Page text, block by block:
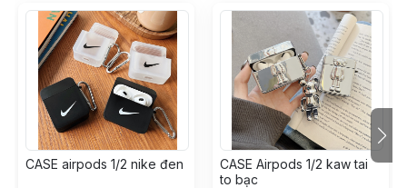
Nam - 258 Trưng Nữ Vương, Quận Hải Châu, TP. Đà
Nẵng
Đặt hàng:
Qua : Hotline: 0935730908
Đặt hàng online trên website Casetosy Việt Nam
Qua email: casetosy@gmail.com
CASE airpods 1/2 nike đen
CASE Airpods 1/2 kaw tai
to bạc